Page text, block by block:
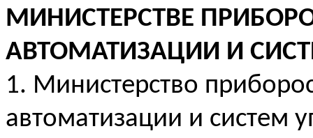
МИНИСТЕРСТВЕ
АВТОМАТИЗАЦИИ И
1. Министерство
автоматизации и систем